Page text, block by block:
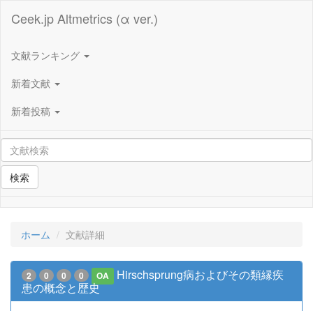
Ceek.jp Altmetrics (α ver.)
文献ランキング
新着文献
新着投稿
検索
ホーム 文献詳細
2 0 0 0 OA
Hirschsprung病およびその類縁疾
患の概念と歴史